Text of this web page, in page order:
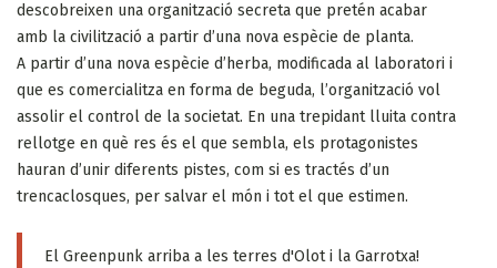
descobreixen una organització secreta que pretén acabar
amb la civilització a partir d’una nova espècie de planta.
A partir d’una nova espècie d’herba, modificada al laboratori i
que es comercialitza en forma de beguda, l’organització vol
assolir el control de la societat. En una trepidant lluita contra
rellotge en què res és el que sembla, els protagonistes
hauran d’unir diferents pistes, com si es tractés d’un
trencaclosques, per salvar el món i tot el que estimen.
El Greenpunk arriba a les terres d'Olot i la Garrotxa!